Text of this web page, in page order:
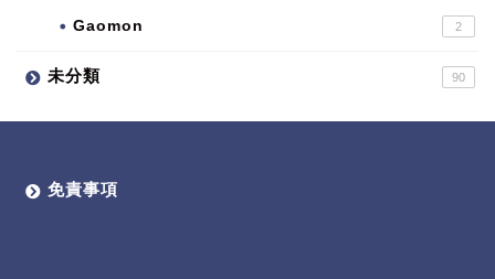
Gaomon 2
未分類 90
免責事項